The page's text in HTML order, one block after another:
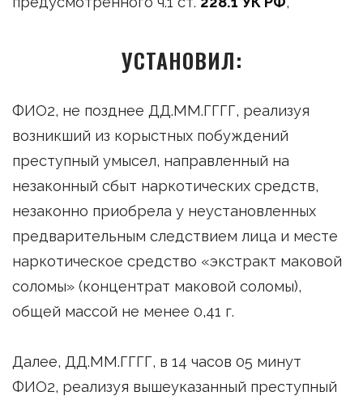
УСТАНОВИЛ:
ФИО2, не позднее ДД.ММ.ГГГГ, реализуя
возникший из корыстных побуждений
преступный умысел, направленный на
незаконный сбыт наркотических средств,
незаконно приобрела у неустановленных
предварительным следствием лица и месте
наркотическое средство «экстракт маковой
соломы» (концентрат маковой соломы),
общей массой не менее 0,41 г.
Далее, ДД.ММ.ГГГГ, в 14 часов 05 минут
ФИО2, реализуя вышеуказанный преступный